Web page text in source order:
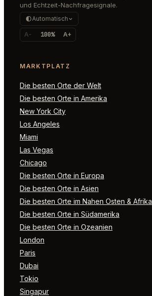
und Echtzeit-Nachfragesignale.
Automatisch
A- 100% A+
MARKTPLATZ
Die besten Orte der Welt
Die besten Orte in Amerika
New York City
Los Angeles
Miami
Las Vegas
Chicago
Die besten Orte in Europa
Die besten Orte in Asien
Die besten Orte im Nahen Osten & Afrika
Die besten Orte in Südamerika
Die besten Orte in Ozeanien
London
Paris
Dubai
Tokio
Singapur